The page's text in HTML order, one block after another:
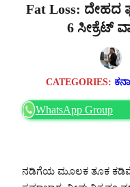
Fat Loss: ದೇಹದ
6 ಸೀಕ್ರೆಟ್
CATEGORIES:
WhatsApp Group
ನಡಿಗೆಯ ಮೂಲಕ ತೂಕ